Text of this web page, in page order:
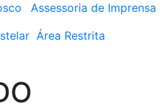
Assessoria de Imprensa
Área Restrita